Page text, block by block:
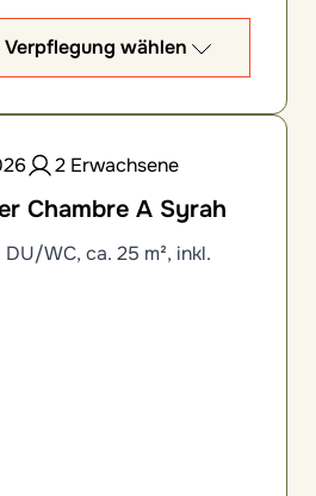
Verpflegung wählen
2 Erwachsene
Chambre A Syrah
WC, ca. 25 m², inkl.